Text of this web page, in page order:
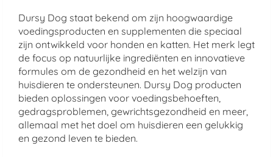
Dursy Dog staat bekend om zijn hoogwaardige
voedingsproducten en supplementen die speciaal
zijn ontwikkeld voor honden en katten. Het merk legt
de focus op natuurlijke ingrediënten en innovatieve
formules om de gezondheid en het welzijn van
huisdieren te ondersteunen. Dursy Dog producten
bieden oplossingen voor voedingsbehoeften,
gedragsproblemen, gewrichtsgezondheid en meer,
allemaal met het doel om huisdieren een gelukkig
en gezond leven te bieden.